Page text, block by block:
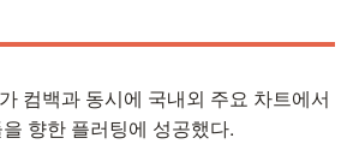
컴백과 동시에 국내외 주요 차트에서
향한 플러팅에 성공했다.